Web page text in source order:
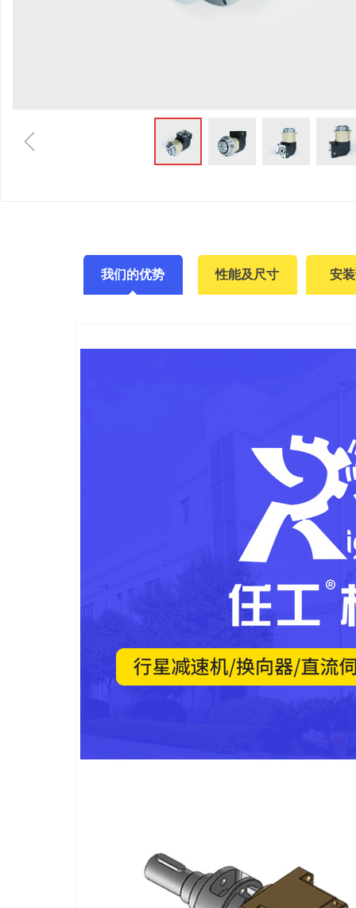
ꁆ
我们的优势 性能及尺寸 安